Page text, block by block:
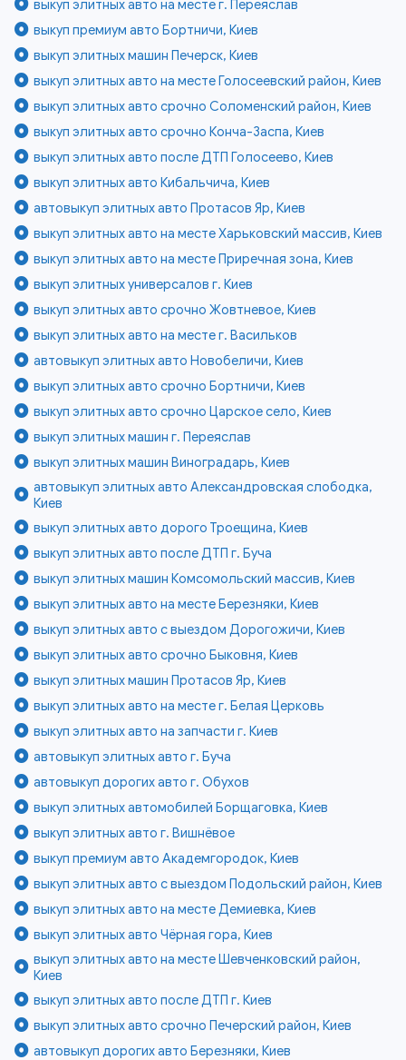
выкуп элитных авто на месте г. Переяслав
выкуп премиум авто Бортничи, Киев
выкуп элитных машин Печерск, Киев
выкуп элитных авто на месте Голосеевский район, Киев
выкуп элитных авто срочно Соломенский район, Киев
выкуп элитных авто срочно Конча-Заспа, Киев
выкуп элитных авто после ДТП Голосеево, Киев
выкуп элитных авто Кибальчича, Киев
автовыкуп элитных авто Протасов Яр, Киев
выкуп элитных авто на месте Харьковский массив, Киев
выкуп элитных авто на месте Приречная зона, Киев
выкуп элитных универсалов г. Киев
выкуп элитных авто срочно Жовтневое, Киев
выкуп элитных авто на месте г. Васильков
автовыкуп элитных авто Новобеличи, Киев
выкуп элитных авто срочно Бортничи, Киев
выкуп элитных авто срочно Царское село, Киев
выкуп элитных машин г. Переяслав
выкуп элитных машин Виноградарь, Киев
автовыкуп элитных авто Александровская слободка,
Киев
выкуп элитных авто дорого Троещина, Киев
выкуп элитных авто после ДТП г. Буча
выкуп элитных машин Комсомольский массив, Киев
выкуп элитных авто на месте Березняки, Киев
выкуп элитных авто с выездом Дорогожичи, Киев
выкуп элитных авто срочно Быковня, Киев
выкуп элитных машин Протасов Яр, Киев
выкуп элитных авто на месте г. Белая Церковь
выкуп элитных авто на запчасти г. Киев
автовыкуп элитных авто г. Буча
автовыкуп дорогих авто г. Обухов
выкуп элитных автомобилей Борщаговка, Киев
выкуп элитных авто г. Вишнёвое
выкуп премиум авто Академгородок, Киев
выкуп элитных авто с выездом Подольский район, Киев
выкуп элитных авто на месте Демиевка, Киев
выкуп элитных авто Чёрная гора, Киев
выкуп элитных авто на месте Шевченковский район,
Киев
выкуп элитных авто после ДТП г. Киев
выкуп элитных авто срочно Печерский район, Киев
автовыкуп дорогих авто Березняки, Киев